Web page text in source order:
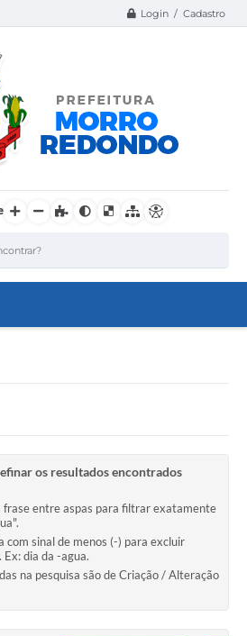
Login / Cadastro
- SIM
os resultados encontrados
frase entre aspas para filtrar exatamente
com sinal de menos (-) para excluir
dia da -agua.
na pesquisa são de Criação / Alteração